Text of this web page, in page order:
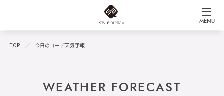
MENU
TOP 今日のコーデ天気予報
WEATHER FORECAST